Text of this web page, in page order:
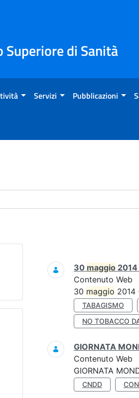
di Sanità
Servizi Pubblicazioni
- Eventi
Ricerca
30 maggio 2014
Contenuto Web
30 maggio 2014
TABAGISMO
NO TOBACCO
GIORNATA
Contenuto Web
GIORNATA
CNDD